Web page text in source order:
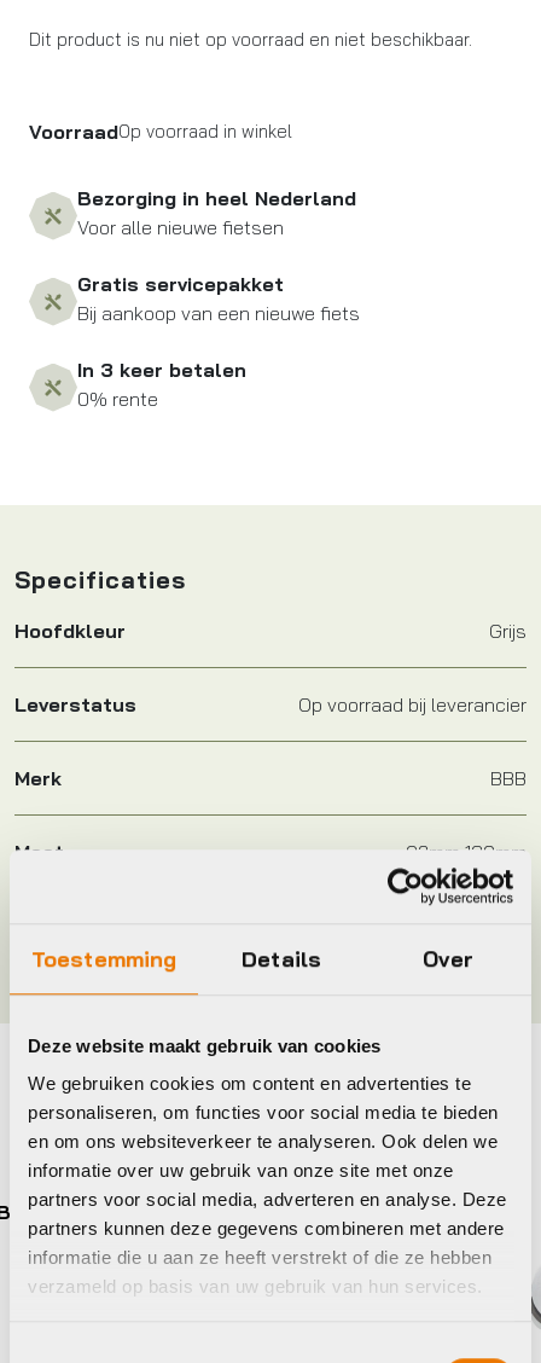
Toestemming Details Over
Deze website maakt gebruik van cookies
We gebruiken cookies om content en advertenties te
personaliseren, om functies voor social media te bieden
en om ons websiteverkeer te analyseren. Ook delen we
informatie over uw gebruik van onze site met onze
partners voor social media, adverteren en analyse. Deze
partners kunnen deze gegevens combineren met andere
informatie die u aan ze heeft verstrekt of die ze hebben
verzameld op basis van uw gebruik van hun services.
Dit product is nu niet op voorraad en niet beschikbaar.
VoorraadOp voorraad in winkel
Bezorging in heel Nederland
Voor alle nieuwe fietsen
Gratis servicepakket
Bij aankoop van een nieuwe fiets
In 3 keer betalen
0% rente
Specificaties
Hoofdkleur Grijs
Leverstatus Op voorraad bij leverancier
Merk BBB
Maat 92mm 130mm
Maak je fiets compleet
Bekijk alle accessoires
Supacaz